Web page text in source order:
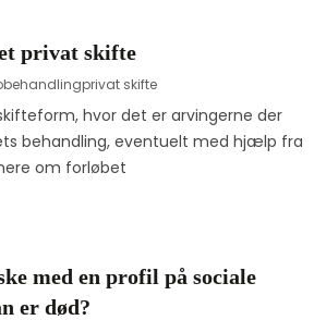
privat skifte
privat skifte
hvor det er arvingerne der
behandling, eventuelt med hjælp fra
om forløbet
med en profil på sociale
er død?